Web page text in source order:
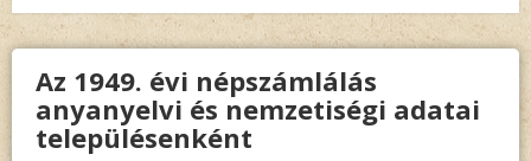
Az 1949. évi népszámlálás
anyanyelvi és nemzetiségi adatai
településenként